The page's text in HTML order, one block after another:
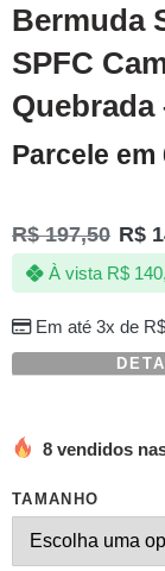
Bermuda
SPFC
Quebrada
Parcele em
R$197,50 R$
Em até 3x de R$
À vista R$
8 vendidos
TAMANHO